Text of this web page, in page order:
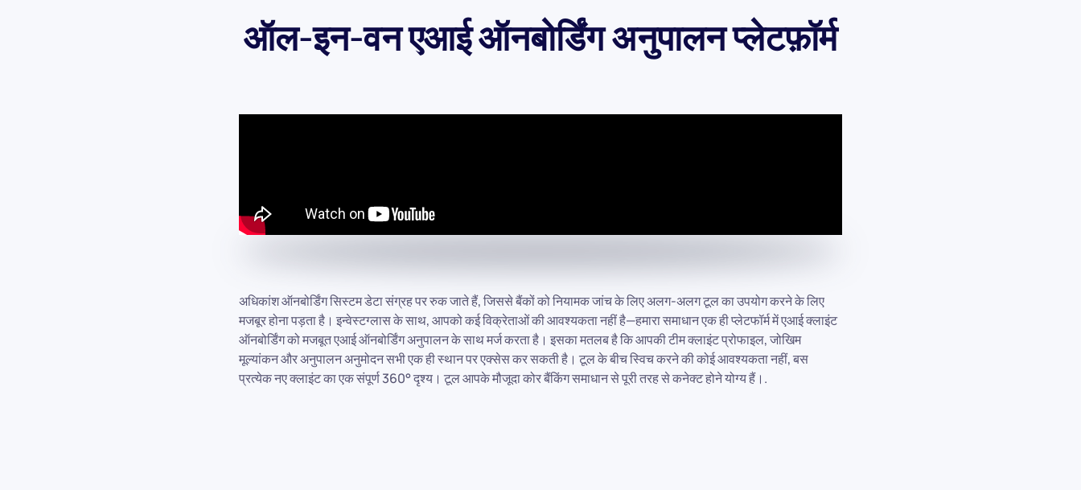
ऑल-इन-वन एआई ऑनबोर्डिंग अनुपालन प्लेटफ़ॉर्म
अधिकांश ऑनबोर्डिंग सिस्टम डेटा संग्रह पर रुक जाते हैं, जिससे बैंकों को नियामक जांच के लिए अलग-अलग टूल का उपयोग करने के लिए
मजबूर होना पड़ता है। इन्वेस्टग्लास के साथ, आपको कई विक्रेताओं की आवश्यकता नहीं है—हमारा समाधान एक ही प्लेटफॉर्म में एआई क्लाइंट
ऑनबोर्डिंग को मजबूत एआई ऑनबोर्डिंग अनुपालन के साथ मर्ज करता है। इसका मतलब है कि आपकी टीम क्लाइंट प्रोफाइल, जोखिम
मूल्यांकन और अनुपालन अनुमोदन सभी एक ही स्थान पर एक्सेस कर सकती है। टूल के बीच स्विच करने की कोई आवश्यकता नहीं, बस
प्रत्येक नए क्लाइंट का एक संपूर्ण 360° दृश्य। टूल आपके मौजूदा कोर बैंकिंग समाधान से पूरी तरह से कनेक्ट होने योग्य हैं।.